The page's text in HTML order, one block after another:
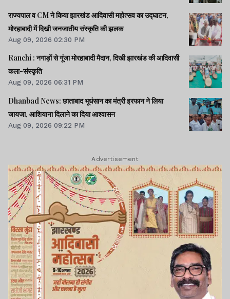
राज्यपाल व CM ने किया झारखंड आदिवासी महोत्सव का उद्घाटन,
मोरहाबादी में दिखी जनजातीय संस्कृति की झलक
Aug 09, 2026 02:30 PM
Ranchi : नगाड़ों से गूंजा मोरहाबादी मैदान, दिखी झारखंड की आदिवासी
कला-संस्कृति
Aug 09, 2026 06:31 PM
Dhanbad News: छाताबाद भूधंसान का मंत्री इरफान ने लिया
जायजा, आशियाना दिलाने का दिया आश्वासन
Aug 09, 2026 09:22 PM
Advertisement